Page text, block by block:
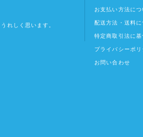
れしく思います。
お支払い方法につ
配送方法・送料に
特定商取引法に基
プライバシーポリ
お問い合わせ